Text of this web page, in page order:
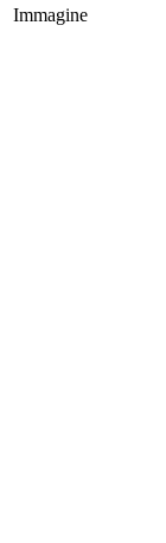
Immagine